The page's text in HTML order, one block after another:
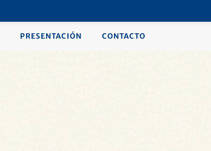
PRESENTACIÓN CONTACTO